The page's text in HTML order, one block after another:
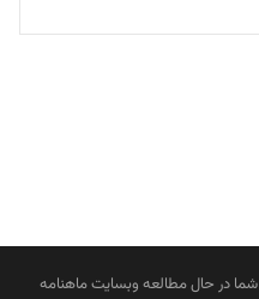
شما در حال مطالعه وبسایت ماهنامه